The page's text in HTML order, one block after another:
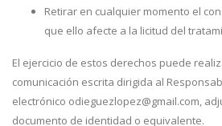
Retirar en cualquier momento el
que ello afecte a la licitud del
El ejercicio de estos derechos puede
comunicación escrita dirigida al
electrónico odieguezlopez@gmail.com,
documento de identidad o equivalente.